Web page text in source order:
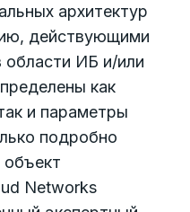
архитектур
действующими
области ИБ и/или
как
и параметры
подробно
Networks